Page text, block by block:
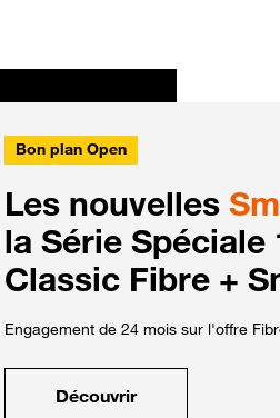
Bon plan Open
Les nouvelles
la Série Spéciale
Classic Fibre +
Engagement de 24 mois sur l'offre
Découvrir